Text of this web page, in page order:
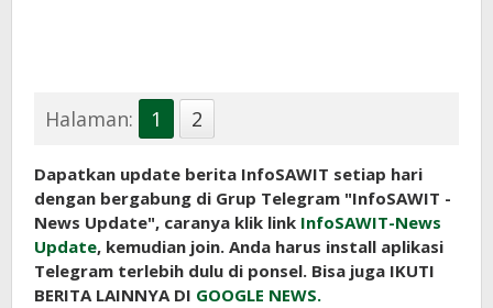
Halaman: 1 2
Dapatkan update berita InfoSAWIT setiap hari
dengan bergabung di Grup Telegram "InfoSAWIT -
News Update", caranya klik link InfoSAWIT-News
Update, kemudian join. Anda harus install aplikasi
Telegram terlebih dulu di ponsel. Bisa juga IKUTI
BERITA LAINNYA DI GOOGLE NEWS.